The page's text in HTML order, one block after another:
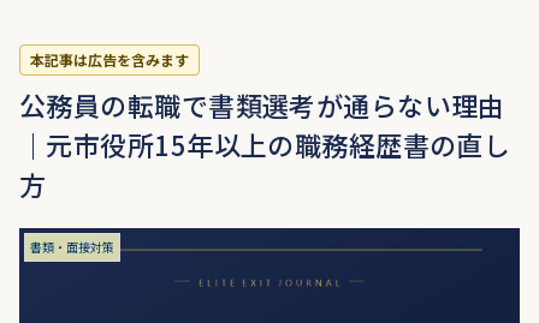
本記事は広告を含みます
公務員の転職で書類選考が通らない理由
｜元市役所15年以上の職務経歴書の直し
方
書類・面接対策